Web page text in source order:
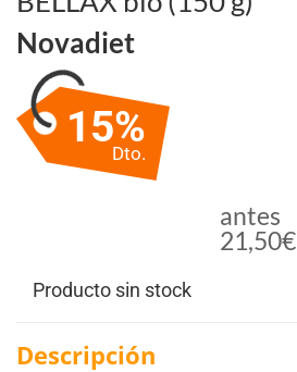
Novadiet
15%
Dto.
antes
21,50€
Producto sin stock
Descripción